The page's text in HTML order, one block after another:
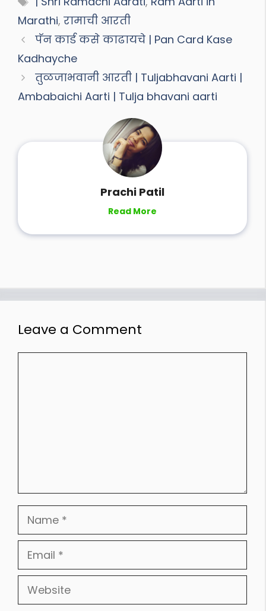
Marathi, रामाची आरती
पॅन कार्ड कसे काढायचे | Pan Card Kase
Kadhayche
तुळजाभवानी आरती | Tuljabhavani Aarti |
Ambabaichi Aarti | Tulja bhavani aarti
Prachi Patil
Read More
Leave a Comment
Name
Email
Website